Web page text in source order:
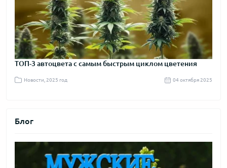
ТОП-3 автоцвета с самым быстрым циклом цветения
Новости, 2025 год 04 октября 2025
Блог